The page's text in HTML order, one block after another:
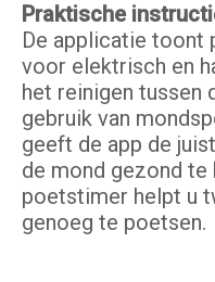
Praktische
De applicatie toont
voor elektrisch en
het reinigen tussen
gebruik van
geeft de app de
de mond gezond te
poetstimer helpt u
genoeg te poetsen.